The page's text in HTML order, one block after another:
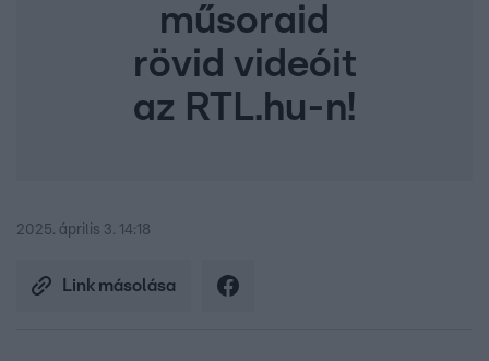
műsoraid
rövid videóit
az RTL.hu-n!
2025. április 3. 14:18
Link másolása